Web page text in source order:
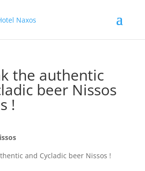
the authentic
beer Nissos
!
and Cycladic beer Nissos !